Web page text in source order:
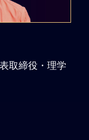
取締役・理学